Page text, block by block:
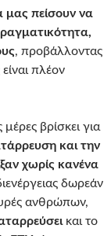
μας πείσουν να
, προβάλλοντας
πλέον
βρίσκει για
και την
χωρίς κανένα
δωρεάν
ανθρώπων,
και το